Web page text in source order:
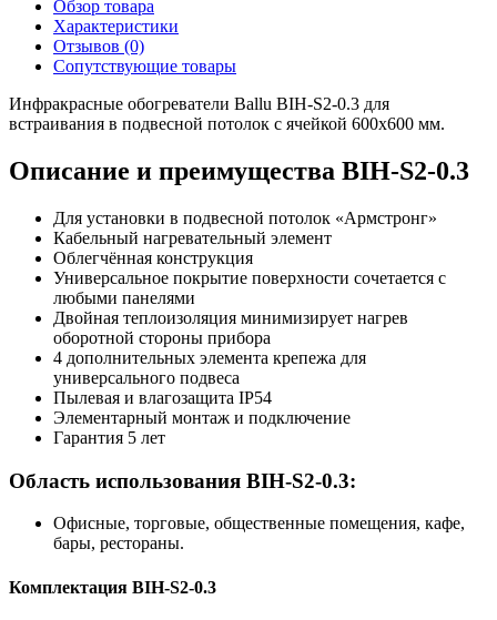
Обзор товара
Характеристики
Отзывов (0)
Сопутствующие товары
Инфракрасные обогреватели Ballu BIH-S2-0.3 для
встраивания в подвесной потолок с ячейкой 600х600 мм.
Описание и преимущества BIH-S2-0.3
Для установки в подвесной потолок «Армстронг»
Кабельный нагревательный элемент
Облегчённая конструкция
Универсальное покрытие поверхности сочетается с
любыми панелями
Двойная теплоизоляция минимизирует нагрев
оборотной стороны прибора
4 дополнительных элемента крепежа для
универсального подвеса
Пылевая и влагозащита IP54
Элементарный монтаж и подключение
Гарантия 5 лет
Область использования BIH-S2-0.3:
Офисные, торговые, общественные помещения, кафе,
бары, рестораны.
Комплектация BIH-S2-0.3